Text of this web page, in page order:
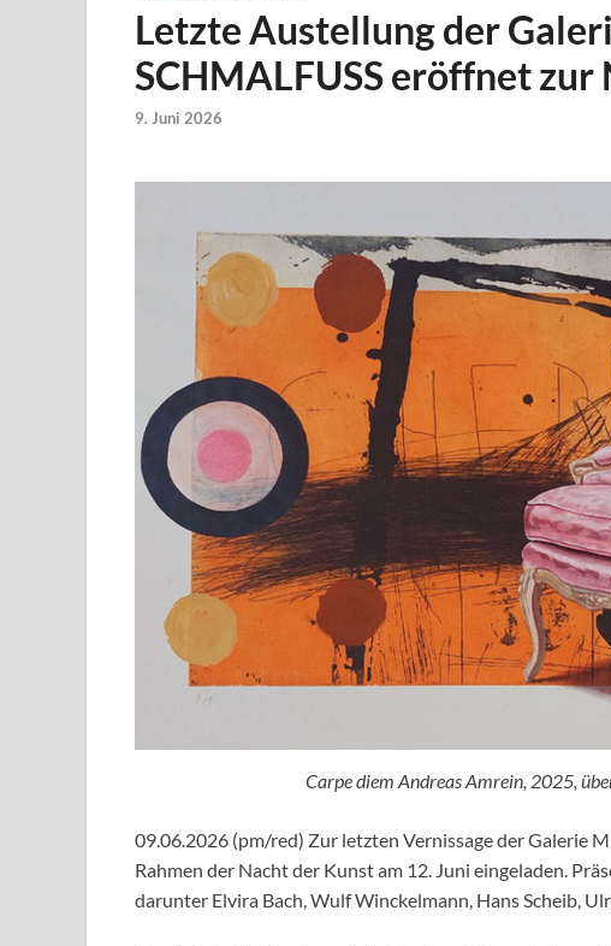
Letzte Austellung der
SCHMALFUSS eröffnet
9. Juni 2026
Carpe diem Andreas Amrein, 2025,
09.06.2026 (pm/red) Zur letzten Vernissage der Galerie
Rahmen der Nacht der Kunst am 12. Juni eingeladen.
darunter Elvira Bach, Wulf Winckelmann, Hans Scheib,